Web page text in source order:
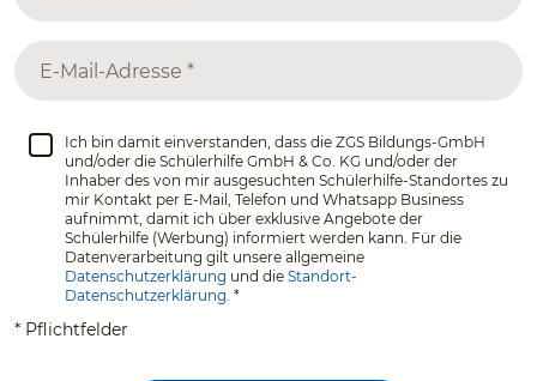
Ich bin damit einverstanden, dass die ZGS Bildungs-GmbH
und/oder die Schülerhilfe GmbH & Co. KG und/oder der
Inhaber des von mir ausgesuchten Schülerhilfe-Standortes zu
mir Kontakt per E-Mail, Telefon und Whatsapp Business
aufnimmt, damit ich über exklusive Angebote der
Schülerhilfe (Werbung) informiert werden kann. Für die
Datenverarbeitung gilt unsere allgemeine
Datenschutzerklärung und die Standort-
Datenschutzerklärung. *
* Pflichtfelder